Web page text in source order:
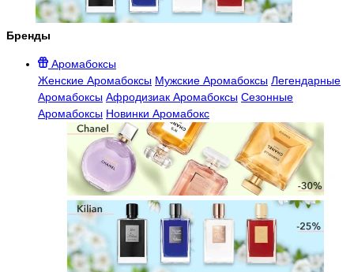
Бренды
Аромабоксы
Женские Аромабоксы Мужские Аромабоксы Легендарные
Аромабоксы Афродизиак Аромабоксы Сезонные
Аромабоксы Новинки Аромабокс